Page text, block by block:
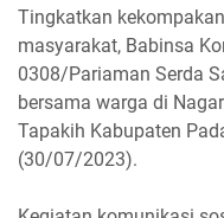
Tingkatkan
masyarakat, Babinsa
0308/Pariaman Serda
bersama warga di
Tapakih Kabupaten
(30/07/2023).